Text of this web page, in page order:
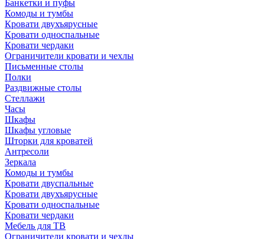
Банкетки и пуфы
Комоды и тумбы
Кровати двухъярусные
Кровати односпальные
Кровати чердаки
Ограничители кровати и чехлы
Письменные столы
Полки
Раздвижные столы
Стеллажи
Часы
Шкафы
Шкафы угловые
Шторки для кроватей
Антресоли
Зеркала
Комоды и тумбы
Кровати двуспальные
Кровати двухъярусные
Кровати односпальные
Кровати чердаки
Мебель для ТВ
Ограничители кровати и чехлы